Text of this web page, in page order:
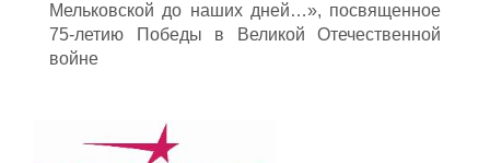
Мельковской до наших дней…», посвященное
75-летию Победы в Великой Отечественной
войне